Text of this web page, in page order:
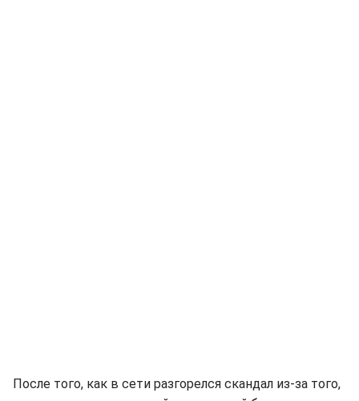
После того, как в сети разгорелся скандал из-за того,